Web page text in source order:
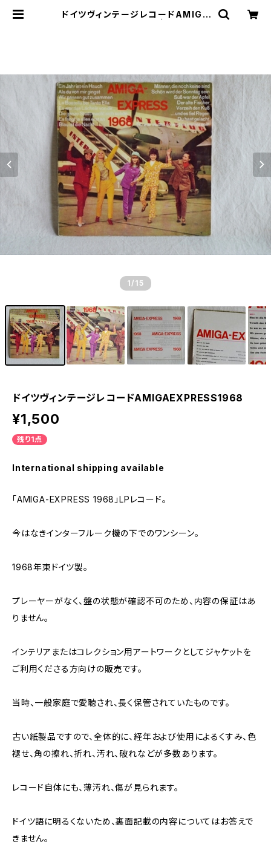
ドイツヴィンテージレコードAMIGA
1 /15
ドイツヴィンテージレコードAMIGAEXPRESS1968
¥1,500
残り1点
International shipping available
「AMIGA-EXPRESS 1968」LPレコード。
今はなきインターフルーク機の下でのワンシーン。
1968年東ドイツ製。
プレーヤーがなく、盤の状態が確認不可のため、内容の保証はあ
りません。
インテリアまたはコレクション用アートワークとしてジャケットを
ご利用くださる方向けの販売です。
当時、一般家庭で愛聴され、長く保管されていたものです。
古い紙製品ですので、全体的に、経年および使用によるくすみ、色
褪せ、角の擦れ、折れ、汚れ、破れなどが多数あります。
レコード自体にも、薄汚れ、傷が見られます。
ドイツ語に明るくないため、裏面記載の内容についてはお答えで
きません。